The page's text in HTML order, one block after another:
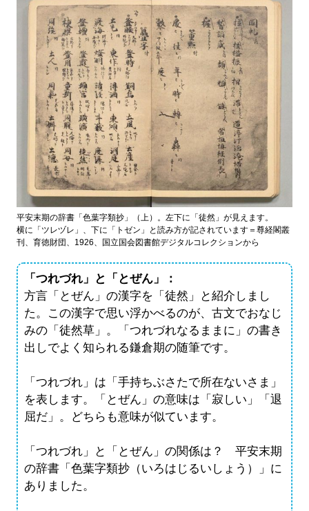
平安末期の辞書「色葉字類抄」（上）。左下に「徒然」が見えます。
横に「ツレヅレ」、下に「トゼン」と読み方が記されています＝尊経閣叢
刊、育徳財団、1926、国立国会図書館デジタルコレクションから
「つれづれ」と「とぜん」：
方言「とぜん」の漢字を「徒然」と紹介しまし
た。この漢字で思い浮かべるのが、古文でおなじ
みの「徒然草」。「つれづれなるままに」の書き
出しでよく知られる鎌倉期の随筆です。
「つれづれ」は「手持ちぶさたで所在ないさま」
を表します。「とぜん」の意味は「寂しい」「退
屈だ」。どちらも意味が似ています。
「つれづれ」と「とぜん」の関係は？ 平安末期
の辞書「色葉字類抄（いろはじるいしょう）」に
ありました。